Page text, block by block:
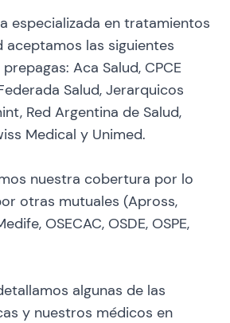
especializada en tratamientos
aceptamos las siguientes
Aca Salud, CPCE
Salud, Jerarquicos
Red Argentina de Salud,
Medical y Unimed.
nuestra cobertura por lo
otras mutuales (Apross,
OSECAC, OSDE, OSPE,
algunas de las
y nuestros médicos en